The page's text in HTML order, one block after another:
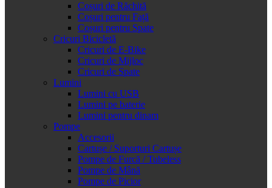
Coșuri de Răchită
Coșuri pentru Față
Coșuri pentru Spate
Cricuri Bicicletă
Cricuri de E-Bike
Cricuri de Mijloc
Cricuri de Spate
Lumini
Lumini cu USB
Lumini pe baterie
Lumini pentru dinam
Pompe
Accesorii
Cartușe / Suporturi Cartușe
Pompe de Furcă / Tubeless
Pompe de Mână
Pompe de Picior